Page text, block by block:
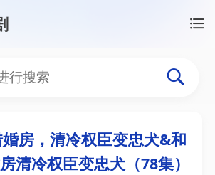
错婚房，清冷
房，清冷权臣变忠犬&和
清冷权臣变忠犬（78集）